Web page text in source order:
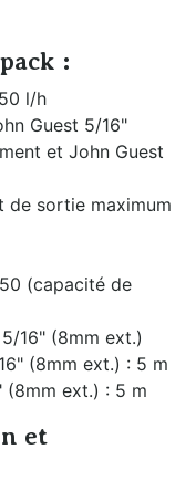
:
l/h
Guest 5/16"
et John Guest
de sortie maximum
(capacité de
16" (8mm ext.)
(8mm ext.) : 5 m
(8mm ext.) : 5 m
et